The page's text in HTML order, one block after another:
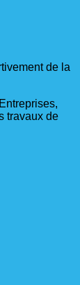
de la
travaux de